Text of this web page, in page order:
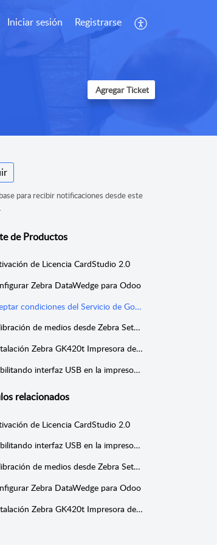
Iniciar sesión Registrarse
Agregar Ticket
para recibir notificaciones desde este
de Productos
de Licencia CardStudio 2.0
Zebra DataWedge para Odoo
Aceptar condiciones del Servicio de Google WorkSpace
Calibración de medios desde Zebra Setup Utilities
Instalación Zebra GK420t Impresora de Etiquetas
Habilitando interfaz USB en la impresora Epson TM-T20III
relacionados
de Licencia CardStudio 2.0
Habilitando interfaz USB en la impresora Epson TM-T20III
Calibración de medios desde Zebra Setup Utilities
Zebra DataWedge para Odoo
Instalación Zebra GK420t Impresora de Etiquetas